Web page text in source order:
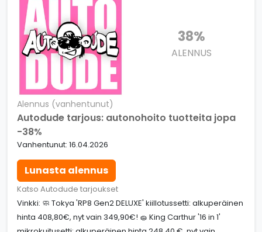
38%
ALENNUS
Alennus (vanhentunut)
Autodude tarjous: autonohoito tuotteita jopa
-38%
Vanhentunut: 16.04.2026
Lunasta alennus
Katso Autodude tarjoukset
Vinkki: 🧼 Tokya 'RP8 Gen2 DELUXE' kiillotussetti: alkuperäinen
hinta 408,80€, nyt vain 349,90€! 🧽 King Carthur '16 in 1'